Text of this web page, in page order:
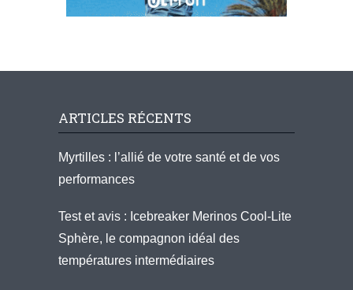
ARTICLES RÉCENTS
Myrtilles : l’allié de votre santé et de vos
performances
Test et avis : Icebreaker Merinos Cool-Lite
Sphère, le compagnon idéal des
températures intermédiaires